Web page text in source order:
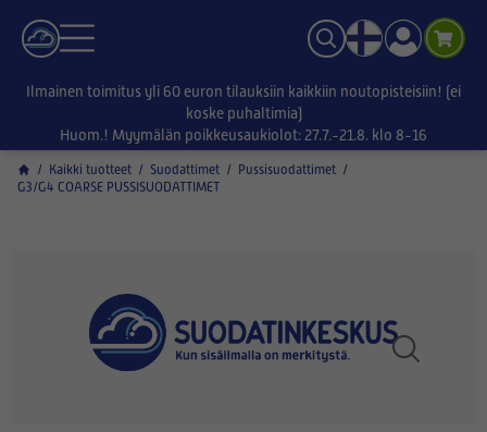
Ilmainen toimitus yli 60 euron tilauksiin kaikkiin noutopisteisiin! (ei
koske puhaltimia)
Huom.! Myymälän poikkeusaukiolot: 27.7.-21.8. klo 8-16
/ Kaikki tuotteet / Suodattimet / Pussisuodattimet /
G3/G4 COARSE PUSSISUODATTIMET